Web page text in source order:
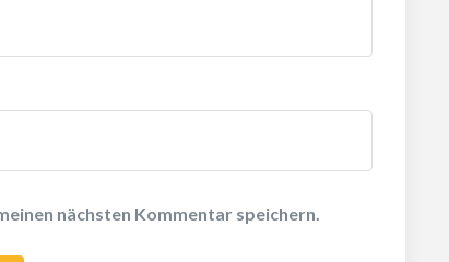
nächsten Kommentar speichern.